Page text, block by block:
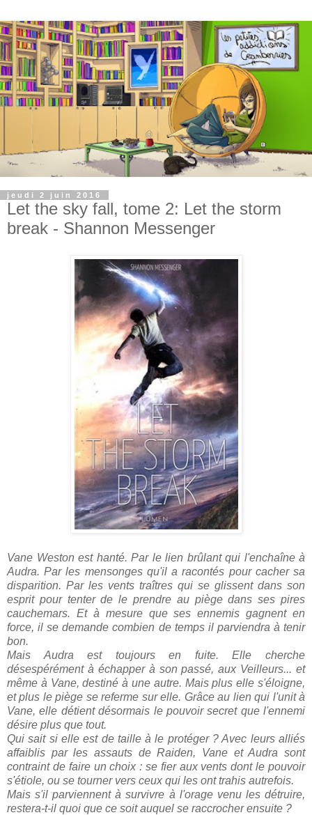
jeudi 2 juin 2016
Let the sky fall, tome 2: Let the storm
break - Shannon Messenger
Vane Weston est hanté. Par le lien brûlant qui l'enchaîne à
Audra. Par les mensonges qu'il a racontés pour cacher sa
disparition. Par les vents traîtres qui se glissent dans son
esprit pour tenter de le prendre au piège dans ses pires
cauchemars. Et à mesure que ses ennemis gagnent en
force, il se demande combien de temps il parviendra à tenir
bon.
Mais Audra est toujours en fuite. Elle cherche
désespérément à échapper à son passé, aux Veilleurs... et
même à Vane, destiné à une autre. Mais plus elle s'éloigne,
et plus le piège se referme sur elle. Grâce au lien qui l'unit à
Vane, elle détient désormais le pouvoir secret que l'ennemi
désire plus que tout.
Qui sait si elle est de taille à le protéger ? Avec leurs alliés
affaiblis par les assauts de Raiden, Vane et Audra sont
contraint de faire un choix : se fier aux vents dont le pouvoir
s'étiole, ou se tourner vers ceux qui les ont trahis autrefois.
Mais s'il parviennent à survivre à l'orage venu les détruire,
restera-t-il quoi que ce soit auquel se raccrocher ensuite ?